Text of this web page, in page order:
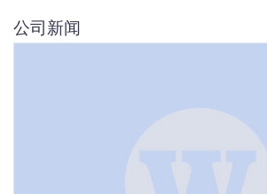
公司新闻